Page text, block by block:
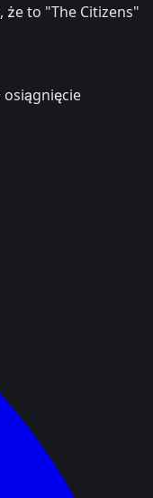
to "The Citizens"